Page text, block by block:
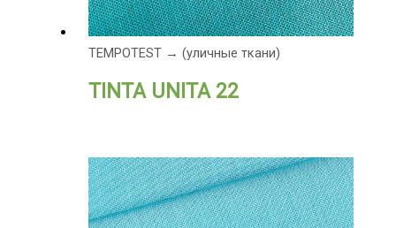
TEMPOTEST → (уличные ткани)
TINTA UNITA 22